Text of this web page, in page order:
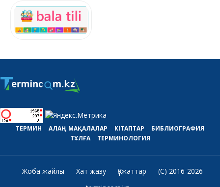
ТЕРМИН АЛАҢ МАҚАЛАЛАР КІТАПТАР
БИБЛИОГРАФИЯ
ТҰЛҒА
ТЕРМИНОЛОГИЯ
Жоба жайлы Хат жазу Құжаттар
(C) 2016-2026